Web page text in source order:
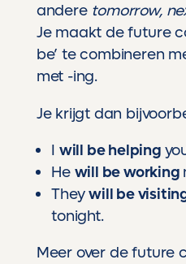
andere tomorrow,
Je maakt de future
be’ te combineren
met -ing.
Je krijgt dan
I will be helping
He will be working
Theywill be
tonight.
Meer over de future